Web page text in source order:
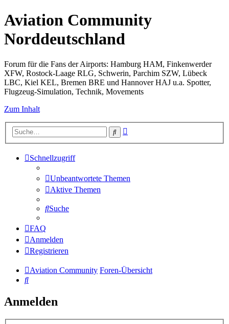
Aviation Community
Norddeutschland
Forum für die Fans der Airports: Hamburg HAM, Finkenwerder
XFW, Rostock-Laage RLG, Schwerin, Parchim SZW, Lübeck
LBC, Kiel KEL, Bremen BRE und Hannover HAJ u.a. Spotter,
Flugzeug-Simulation, Technik, Movements
Zum Inhalt
Suche
Schnellzugriff
Unbeantwortete Themen
Aktive Themen
Suche
FAQ
Anmelden
Registrieren
Aviation Community Foren-Übersicht
Suche
Anmelden